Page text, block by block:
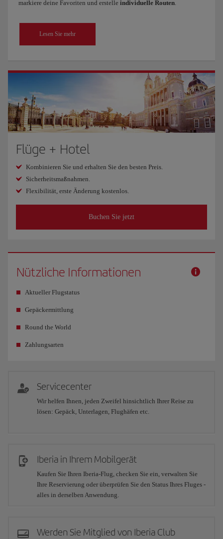
markiere deine Favoriten und erstelle individuelle Routen.
Lesen Sie mehr
Flüge + Hotel
Kombinieren Sie und erhalten Sie den besten Preis.
Sicherheitsmaßnahmen.
Flexibilität, erste Änderung kostenlos.
Buchen Sie jetzt
Nützliche Informationen
Aktueller Flugstatus
Gepäckermittlung
Round the World
Zahlungsarten
Servicecenter
Wir helfen Ihnen, jeden Zweifel hinsichtlich Ihrer Reise zu
lösen: Gepäck, Unterlagen, Flughäfen etc.
Iberia in Ihrem Mobilgerät
Kaufen Sie Ihren Iberia-Flug, checken Sie ein, verwalten Sie
Ihre Reservierung oder überprüfen Sie den Status Ihres Fluges -
alles in derselben Anwendung.
Werden Sie Mitglied von Iberia Club